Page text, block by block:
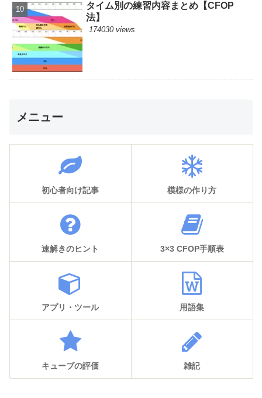
タイム別の練習内容まとめ【CFOP
法】
174030 views
メニュー
初心者向け記事 模様の作り方
速解きのヒント 3×3 CFOP手順表
アプリ・ツール 用語集
キューブの評価 雑記